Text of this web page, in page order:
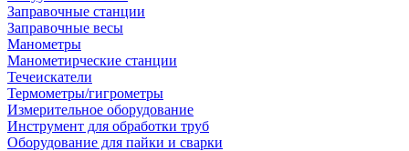
Заправочные станции
Заправочные весы
Манометры
Манометирческие станции
Течеискатели
Термометры/гигрометры
Измерительное оборудование
Инструмент для обработки труб
Оборудование для пайки и сварки